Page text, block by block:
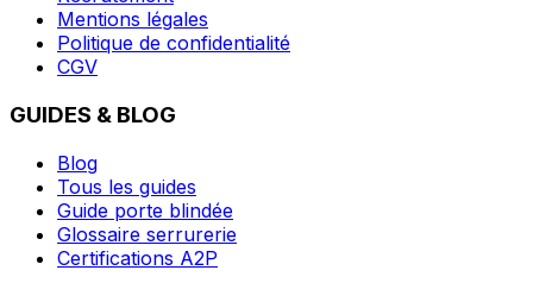
Mentions légales
Politique de confidentialité
CGV
GUIDES & BLOG
Blog
Tous les guides
Guide porte blindée
Glossaire serrurerie
Certifications A2P